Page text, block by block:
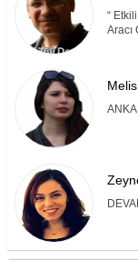
“
Aracı